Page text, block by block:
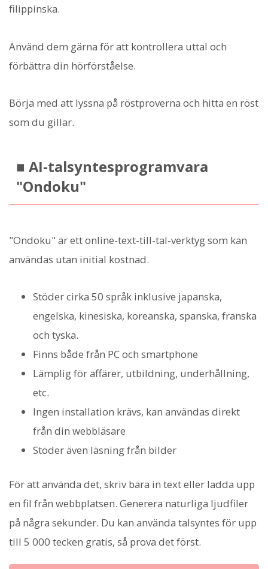
filippinska.
Använd dem gärna för att kontrollera uttal och
förbättra din hörförståelse.
Börja med att lyssna på röstproverna och hitta en röst
som du gillar.
■ AI-talsyntesprogramvara
"Ondoku"
"Ondoku" är ett online-text-till-tal-verktyg som kan
användas utan initial kostnad.
Stöder cirka 50 språk inklusive japanska,
engelska, kinesiska, koreanska, spanska, franska
och tyska.
Finns både från PC och smartphone
Lämplig för affärer, utbildning, underhållning,
etc.
Ingen installation krävs, kan användas direkt
från din webbläsare
Stöder även läsning från bilder
För att använda det, skriv bara in text eller ladda upp
en fil från webbplatsen. Generera naturliga ljudfiler
på några sekunder. Du kan använda talsyntes för upp
till 5 000 tecken gratis, så prova det först.